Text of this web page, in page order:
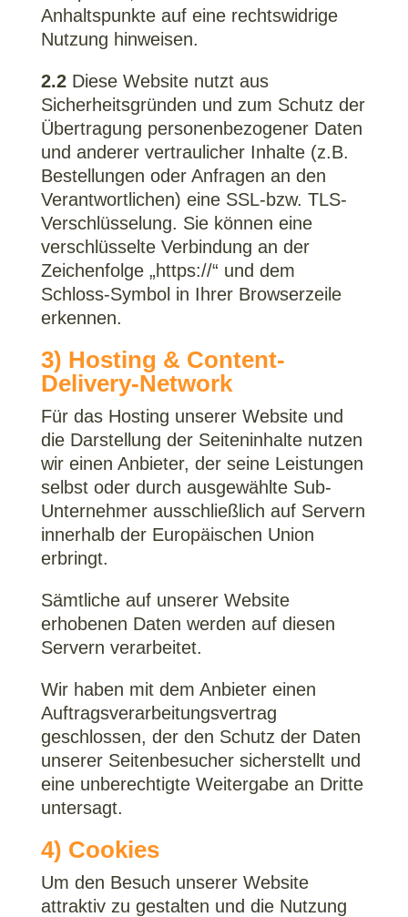
Anhaltspunkte auf eine rechtswidrige
Nutzung hinweisen.
2.2Diese Website nutzt aus
Sicherheitsgründen und zum Schutz der
Übertragung personenbezogener Daten
und anderer vertraulicher Inhalte (z.B.
Bestellungen oder Anfragen an den
Verantwortlichen) eine SSL-bzw. TLS-
Verschlüsselung. Sie können eine
verschlüsselte Verbindung an der
Zeichenfolge „https://“ und dem
Schloss-Symbol in Ihrer Browserzeile
erkennen.
3) Hosting & Content-
Delivery-Network
Für das Hosting unserer Website und
die Darstellung der Seiteninhalte nutzen
wir einen Anbieter, der seine Leistungen
selbst oder durch ausgewählte Sub-
Unternehmer ausschließlich auf Servern
innerhalb der Europäischen Union
erbringt.
Sämtliche auf unserer Website
erhobenen Daten werden auf diesen
Servern verarbeitet.
Wir haben mit dem Anbieter einen
Auftragsverarbeitungsvertrag
geschlossen, der den Schutz der Daten
unserer Seitenbesucher sicherstellt und
eine unberechtigte Weitergabe an Dritte
untersagt.
4) Cookies
Um den Besuch unserer Website
attraktiv zu gestalten und die Nutzung